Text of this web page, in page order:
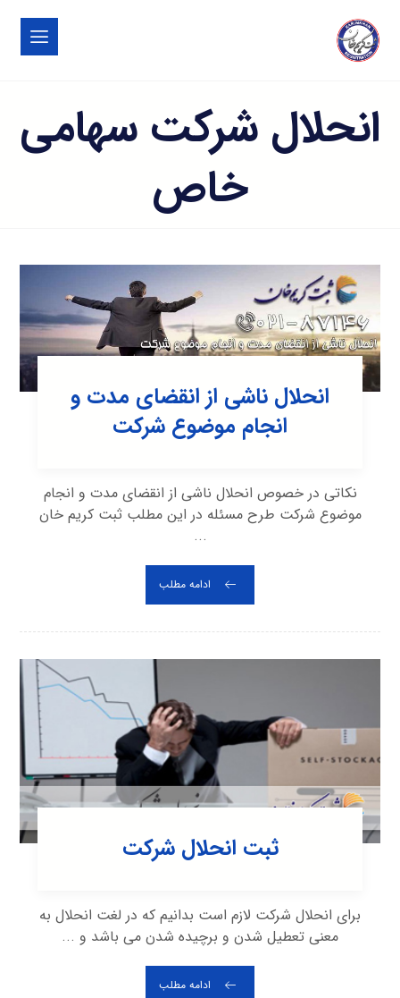
انحلال شرکت سهامی
خاص
انحلال ناشی از انقضای مدت و
انجام موضوع شرکت
نکاتی در خصوص انحلال ناشی از انقضای مدت و انجام
موضوع شرکت طرح مسئله در این مطلب ثبت کریم خان
...
ادامه مطلب
ثبت انحلال شرکت
برای انحلال شرکت لازم است بدانیم که در لغت انحلال به
معنی تعطیل شدن و برچیده شدن می باشد و ...
ادامه مطلب